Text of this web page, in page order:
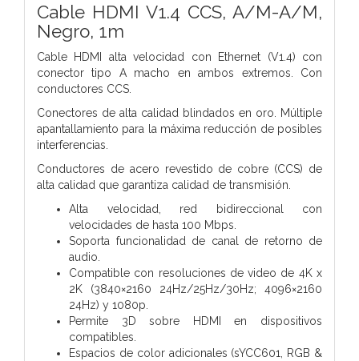
Cable HDMI V1.4 CCS, A/M-A/M,
Negro, 1m
Cable HDMI alta velocidad con Ethernet (V1.4) con
conector tipo A macho en ambos extremos. Con
conductores CCS.
Conectores de alta calidad blindados en oro. Múltiple
apantallamiento para la máxima reducción de posibles
interferencias.
Conductores de acero revestido de cobre (CCS) de
alta calidad que garantiza calidad de transmisión.
Alta velocidad, red bidireccional con
velocidades de hasta 100 Mbps.
Soporta funcionalidad de canal de retorno de
audio.
Compatible con resoluciones de video de 4K x
2K (3840×2160 24Hz/25Hz/30Hz; 4096×2160
24Hz) y 1080p.
Permite 3D sobre HDMI en dispositivos
compatibles.
Espacios de color adicionales (sYCC601, RGB &